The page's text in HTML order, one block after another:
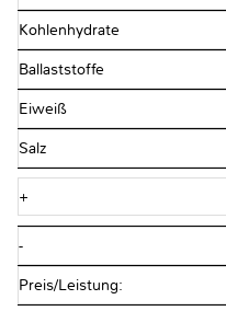
Kohlenhydrate
Ballaststoffe
Eiweiß
Salz
+
-
Preis/Leistung: